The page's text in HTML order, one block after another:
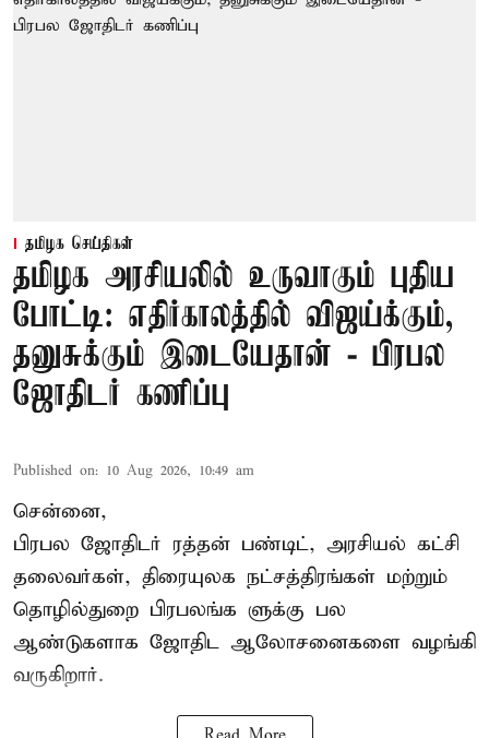
தமிழக செய்திகள்
தமிழக அரசியலில் உருவாகும் புதிய
போட்டி: எதிர்காலத்தில் விஜய்க்கும்,
தனுசுக்கும் இடையேதான் - பிரபல
ஜோதிடர் கணிப்பு
Published on: 10 Aug 2026, 10:49 am
சென்னை,
பிரபல ஜோதிடர் ரத்தன் பண்டிட், அரசியல் கட்சி
தலைவர்கள், திரையுலக நட்சத்திரங்கள் மற்றும்
தொழில்துறை பிரபலங்க ளுக்கு பல
ஆண்டுகளாக ஜோதிட ஆலோசனைகளை வழங்கி
வருகிறார்.